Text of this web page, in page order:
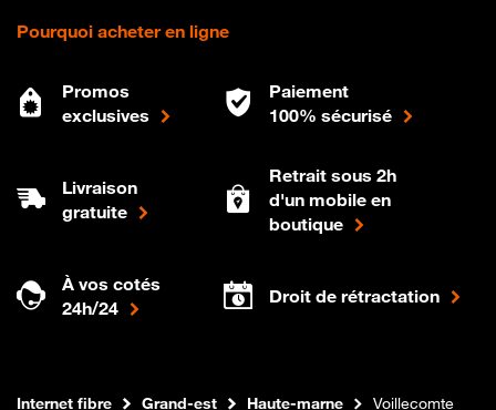
Pourquoi acheter en ligne
Promos
exclusives
Paiement
100% sécurisé
Livraison
gratuite
Retrait sous 2h
d'un mobile en
boutique
À vos cotés
24h/24
Droit de rétractation
Boutique Orange
Internet fibre Grand-est Haute-marne Voillecomte